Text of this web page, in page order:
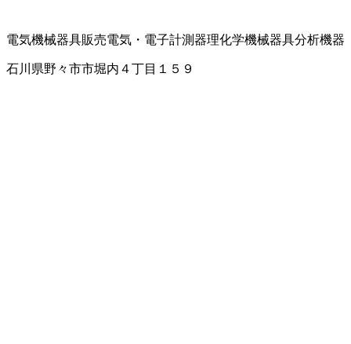
電気機械器具販売電気・電子計測器理化学機械器具分析機器
石川県野々市市堀内４丁目１５９